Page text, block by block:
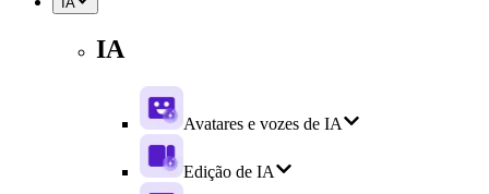
IA
Avatares e vozes de IA
Edição de IA